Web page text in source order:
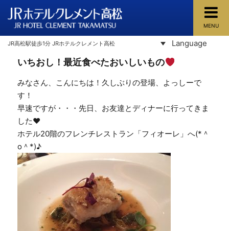
JRホテルクレメント高松
JR高松駅徒歩1分 JRホテルクレメント高松 Language
MENU
いちおし！最近食べたおいしいもの
みなさん、こんにちは！久しぶりの登場、よっしーで
す！
早速ですが・・・先日、お友達とディナーに行ってきま
した♥
ホテル20階のフレンチレストラン「フィオーレ」へ(*＾
o＾*)♪